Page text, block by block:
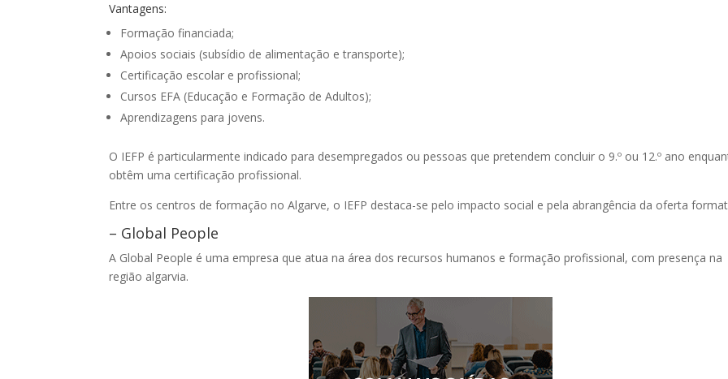
Vantagens:
Formação financiada;
Apoios sociais (subsídio de alimentação e transporte);
Certificação escolar e profissional;
Cursos EFA (Educação e Formação de Adultos);
Aprendizagens para jovens.
O IEFP é particularmente indicado para desempregados ou pessoas que pretendem concluir o 9.º ou 12.º ano
obtêm uma certificação profissional.
Entre os centros de formação no Algarve, o IEFP destaca-se pelo impacto social e pela abrangência da oferta
– Global People
A Global People é uma empresa que atua na área dos recursos humanos e formação profissional, com presença na
região algarvia.